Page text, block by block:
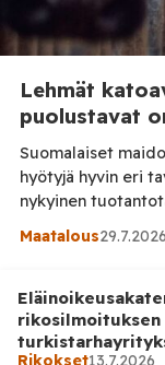
Lehmät
puolustavat
Suomalaiset
hyötyjä hyvin eri
nykyinen
pidetäänkö
Suomalaisilla
laitumella
kasvaneet
Maatalous29.7.2026
Rikokset13.7.2026